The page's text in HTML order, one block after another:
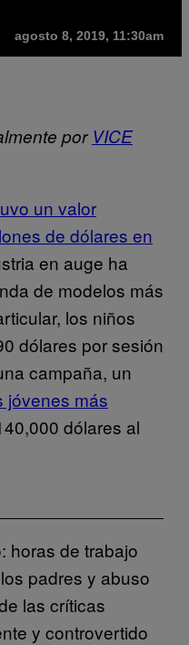
agosto 8, 2019, 11:30am
porVICE
un valor
de dólares en
en auge ha
de modelos más
los niños
dólares por sesión
campaña, un
jóvenes más
dólares al
horas de trabajo
padres y abuso
las críticas
y controvertido